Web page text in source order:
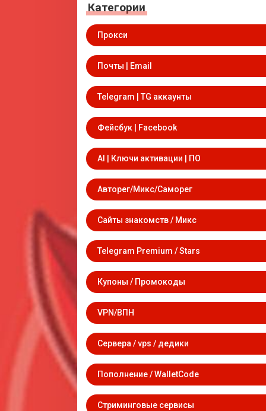
Категории
Прокси
Почты | Email
Telegram | TG аккаунты
Фейсбук | Facebook
AI | Ключи активации | ПО
Авторег/Микс/Саморег
Сайты знакомств / Микс
Telegram Premium / Stars
Купоны / Промокоды
VPN/ВПН
Сервера / vps / дедики
Пополнение / WalletCode
Стриминговые сервисы